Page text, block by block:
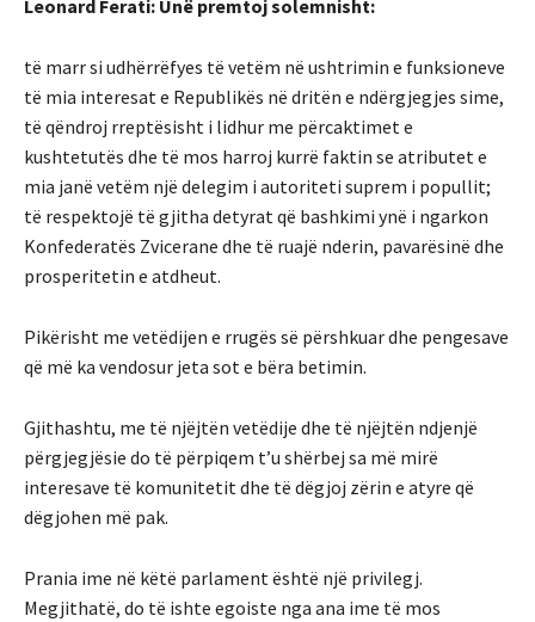
Leonard Ferati: Unë premtoj solemnisht:
të marr si udhërrëfyes të vetëm në ushtrimin e funksioneve
të mia interesat e Republikës në dritën e ndërgjegjes sime,
të qëndroj rreptësisht i lidhur me përcaktimet e
kushtetutës dhe të mos harroj kurrë faktin se atributet e
mia janë vetëm një delegim i autoriteti suprem i popullit;
të respektojë të gjitha detyrat që bashkimi ynë i ngarkon
Konfederatës Zvicerane dhe të ruajë nderin, pavarësinë dhe
prosperitetin e atdheut.
Pikërisht me vetëdijen e rrugës së përshkuar dhe pengesave
që më ka vendosur jeta sot e bëra betimin.
Gjithashtu, me të njëjtën vetëdije dhe të njëjtën ndjenjë
përgjegjësie do të përpiqem t’u shërbej sa më mirë
interesave të komunitetit dhe të dëgjoj zërin e atyre që
dëgjohen më pak.
Prania ime në këtë parlament është një privilegj.
Megjithatë, do të ishte egoiste nga ana ime të mos